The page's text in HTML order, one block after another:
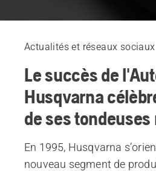
Actualités et réseaux sociaux
Le succès de
Husqvarna
de ses
En 1995, Husqvarna
nouveau segment de